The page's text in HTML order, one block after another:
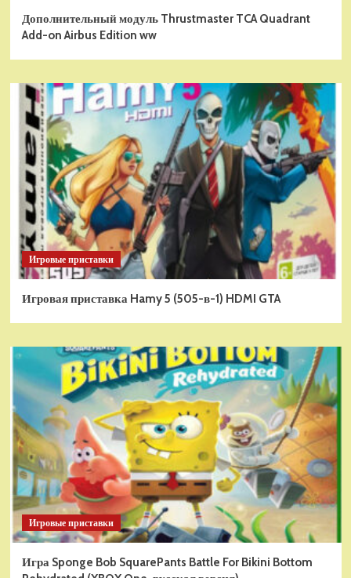
Дополнительный модуль Thrustmaster TCA Quadrant
Add-on Airbus Edition ww
Игровые приставки
Игровая приставка Hamy 5 (505-в-1) HDMI GTA
Игровые приставки
Игра Sponge Bob SquarePants Battle For Bikini Bottom